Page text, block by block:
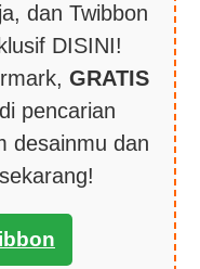
dan Twibbon
DISINI!
GRATIS
pencarian
desainmu dan